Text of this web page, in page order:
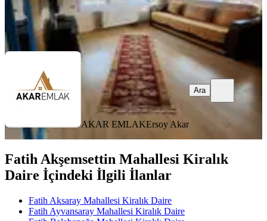
AKAR EMLAKErsoy Akar
Ara
AKAR EMLAKErsoy Akar
Ara
Fatih Akşemsettin Mahallesi Kiralık
Daire İçindeki İlgili İlanlar
Fatih Aksaray Mahallesi Kiralık Daire
Fatih Ayvansaray Mahallesi Kiralık Daire